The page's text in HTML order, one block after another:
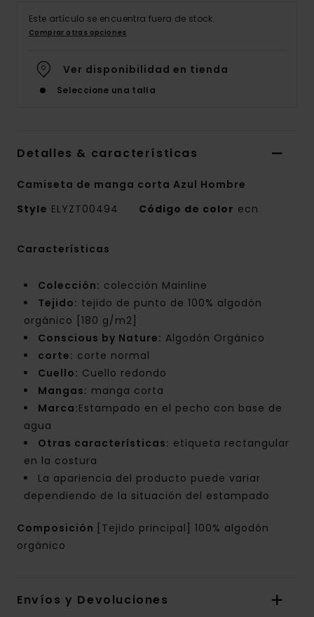
Este artículo se encuentra fuera de stock.
Comprar otras opciones
Ver disponibilidad en tienda
Seleccione una talla
Detalles & características
Camiseta de manga corta Azul Hombre
Style ELYZT00494 Código de color ecn
Características
Colección: colección Mainline
Tejido: tejido de punto de 100% algodón
orgánico [180 g/m2]
Conscious by Nature: Algodón Orgánico
corte: corte normal
Cuello: Cuello redondo
Mangas: manga corta
Marca:Estampado en el pecho con base de
agua
Otras características: etiqueta rectangular
en la costura
La apariencia del producto puede variar
dependiendo de la situación del estampado
Composición
[Tejido principal] 100% algodón
orgánico
Envíos y Devoluciones